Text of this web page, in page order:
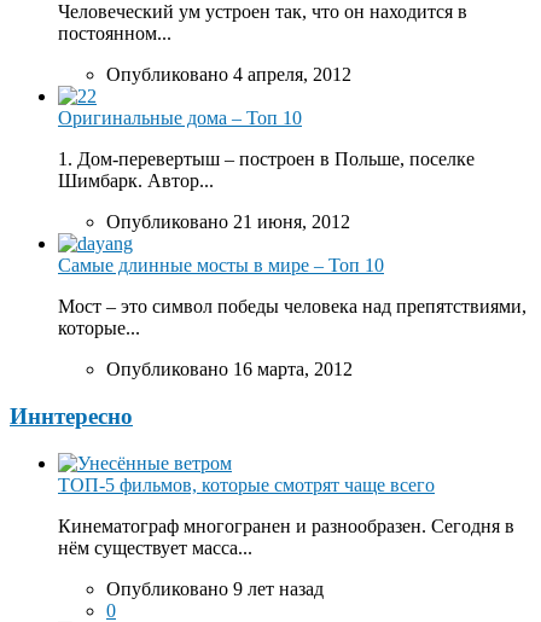
Человеческий ум устроен так, что он находится в
постоянном...
Опубликовано 4 апреля, 2012
Оригинальные дома – Топ 10
1. Дом-перевертыш – построен в Польше, поселке
Шимбарк. Автор...
Опубликовано 21 июня, 2012
Самые длинные мосты в мире – Топ 10
Мост – это символ победы человека над препятствиями,
которые...
Опубликовано 16 марта, 2012
Иннтересно
ТОП-5 фильмов, которые смотрят чаще всего
Кинематограф многогранен и разнообразен. Сегодня в
нём существует масса...
Опубликовано 9 лет назад
0